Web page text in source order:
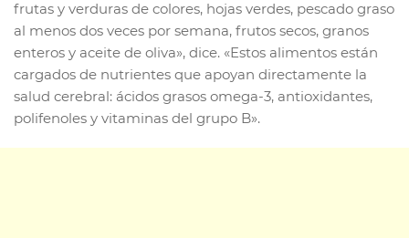
frutas y verduras de colores, hojas verdes, pescado graso
al menos dos veces por semana, frutos secos, granos
enteros y aceite de oliva», dice. «Estos alimentos están
cargados de nutrientes que apoyan directamente la
salud cerebral: ácidos grasos omega-3, antioxidantes,
polifenoles y vitaminas del grupo B».